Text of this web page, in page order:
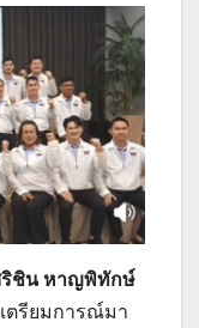
ชิน หาญพิทักษ์
ตรียมการณ์มา